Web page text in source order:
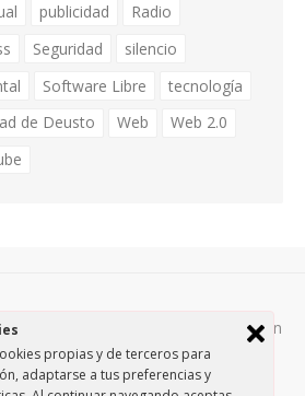
propias y de terceros para
adaptarse a tus preferencias y
publicidad
Radio
Seguridad
silencio
Software Libre
tecnología
de Deusto Web
Web 2.0
los contenidos de esta página están
Creative Commons Attribution-
3.0. / Política de privacidad